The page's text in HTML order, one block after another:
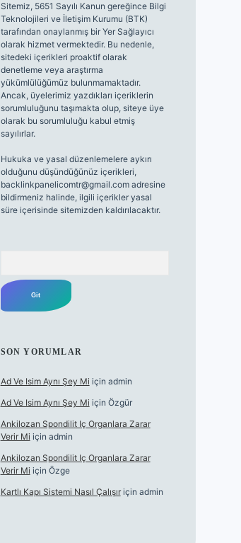
Sitemiz, 5651 Sayılı Kanun gereğince Bilgi
Teknolojileri ve İletişim Kurumu (BTK)
tarafından onaylanmış bir Yer Sağlayıcı
olarak hizmet vermektedir. Bu nedenle,
sitedeki içerikleri proaktif olarak
denetleme veya araştırma
yükümlülüğümüz bulunmamaktadır.
Ancak, üyelerimiz yazdıkları içeriklerin
sorumluluğunu taşımakta olup, siteye üye
olarak bu sorumluluğu kabul etmiş
sayılırlar.
Hukuka ve yasal düzenlemelere aykırı
olduğunu düşündüğünüz içerikleri,
backlinkpanelicomtr@gmail.comadresine
bildirmeniz halinde, ilgili içerikler yasal
süre içerisinde sitemizden kaldırılacaktır.
SON YORUMLAR
Ad Ve Isim Aynı Şey Mi için admin
Ad Ve Isim Aynı Şey Mi için Özgür
Ankilozan Spondilit Iç Organlara Zarar
Verir Mi için admin
Ankilozan Spondilit Iç Organlara Zarar
Verir Mi için Özge
Kartlı Kapı Sistemi Nasıl Çalışıriçin admin